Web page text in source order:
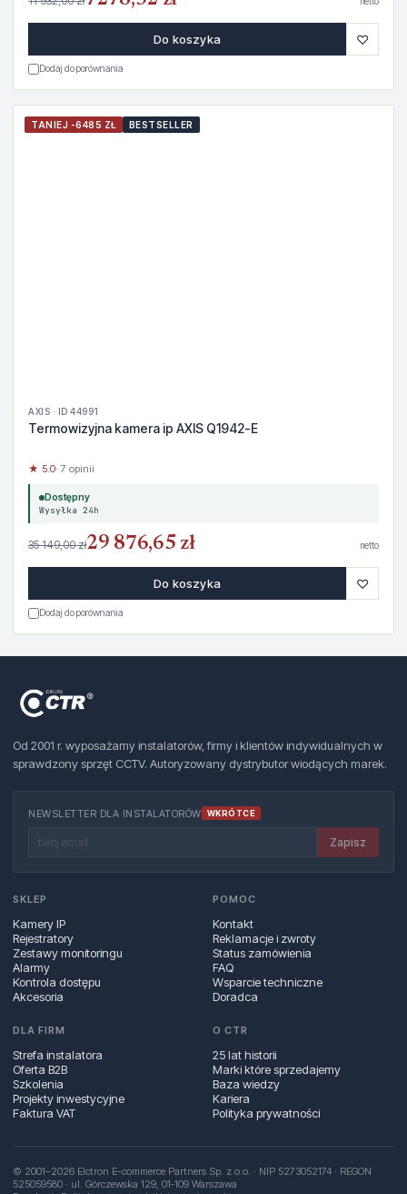
Do koszyka ♡
Dodaj do porównania
TANIEJ -6485 ZŁ BESTSELLER
AXIS · ID 44991
Termowizyjna kamera ip AXIS Q1942-E
★ 5.0· 7 opinii
Dostępny
Wysyłka 24h
35 149,00 zł29 876,65 zł netto
Do koszyka ♡
Dodaj do porównania
Od 2001 r. wyposażamy instalatorów, firmy i klientów indywidualnych w
sprawdzony sprzęt CCTV. Autoryzowany dystrybutor wiodących marek.
NEWSLETTER DLA INSTALATORÓW WKRÓTCE
Zapisz
SKLEP
Kamery IP
Rejestratory
Zestawy monitoringu
Alarmy
Kontrola dostępu
Akcesoria
POMOC
Kontakt
Reklamacje i zwroty
Status zamówienia
FAQ
Wsparcie techniczne
Doradca
DLA FIRM
Strefa instalatora
Oferta B2B
Szkolenia
Projekty inwestycyjne
Faktura VAT
O CTR
25 lat historii
Marki które sprzedajemy
Baza wiedzy
Kariera
Polityka prywatności
© 2001–2026 Elctron E-commerce Partners Sp. z o.o. · NIP 5273052174 · REGON
525059580 · ul. Górczewska 129, 01‑109 Warszawa